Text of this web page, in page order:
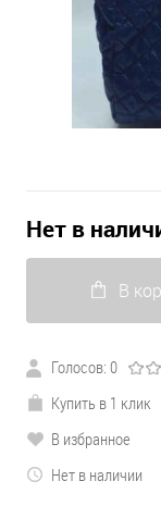
Нет в
В
Голосов: 0
Купить в 1 клик
В избранное
Нет в наличии